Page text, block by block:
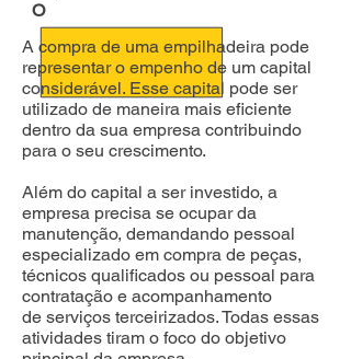
O
A compra de uma empilhadeira pode
representar o empenho de um capital
considerável. Esse capital pode ser
utilizado de maneira mais eficiente
dentro da sua empresa contribuindo
para o seu crescimento.
Além do capital a ser investido, a
empresa precisa se ocupar da
manutenção, demandando pessoal
especializado em compra de peças,
técnicos qualificados ou pessoal para
contratação e acompanhamento
de serviços terceirizados. Todas essas
atividades tiram o foco do objetivo